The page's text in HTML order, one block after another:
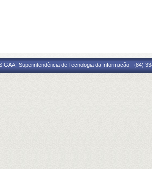
| Superintendência de Tecnologia da Informação - (84)